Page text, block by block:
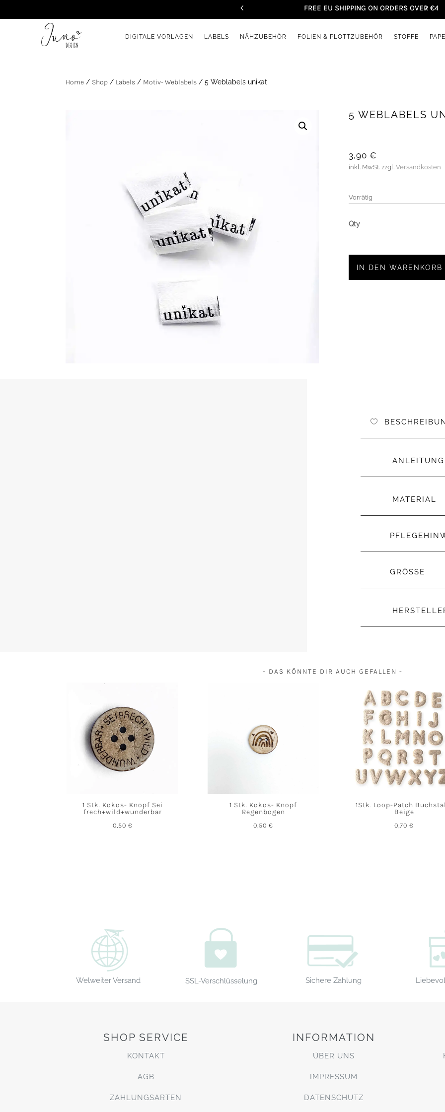
FREE EU SHIPPING ON ORDERS OVER €45
DIGITALE VORLAGEN LABELS NÄHZUBEHÖR FOLIEN & PLOTTZUBEHÖR STOFFE
Home / Shop / Labels / Motiv- Weblabels / 5 Weblabels unikat
5 WEBLABELS
3,90 €
inkl. MwSt. zzgl. Versandkosten
Vorrätig
IN DEN WARENKORB
ANLEITUNG
MATERIAL
GRÖSSE
- DAS KÖNNTE DIR AUCH GEFALLEN -
1 Stk. Kokos- Knopf Sei
frech+wild+wunderbar
0,50 €
1 Stk. Kokos- Knopf
Regenbogen
0,50€
1Stk. Loop-Patch
Beige
0,70€
Welweiter Versand SSL-Verschlüsselung Sichere Zahlung
SHOP SERVICE
KONTAKT
AGB
ZAHLUNGSARTEN
INFORMATION
ÜBER UNS
IMPRESSUM
DATENSCHUTZ